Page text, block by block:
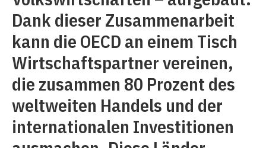
Dank dieser Zusammenarbeit
kann die OECD an einem Tisch
Wirtschaftspartner vereinen,
die zusammen 80 Prozent des
weltweiten Handels und der
internationalen Investitionen